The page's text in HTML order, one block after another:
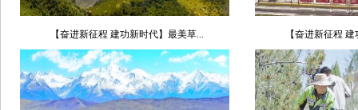
【奋进新征程 建功新时代】最美草... 【奋进新征程